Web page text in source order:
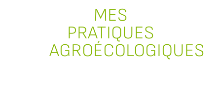
MES
PRATIQUES
AGROÉCOLOGIQUES